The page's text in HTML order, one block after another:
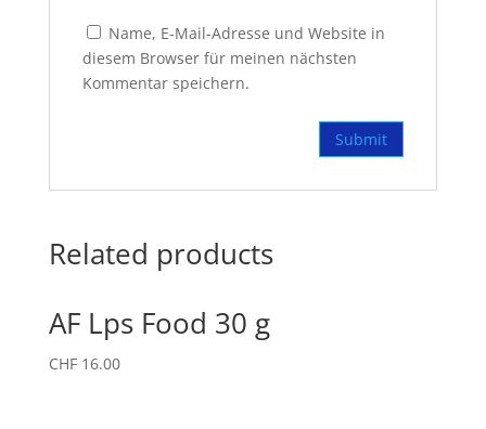
Name, E-Mail-Adresse und Website in
diesem Browser für meinen nächsten
Kommentar speichern.
Related products
AF Lps Food 30 g
CHF16.00